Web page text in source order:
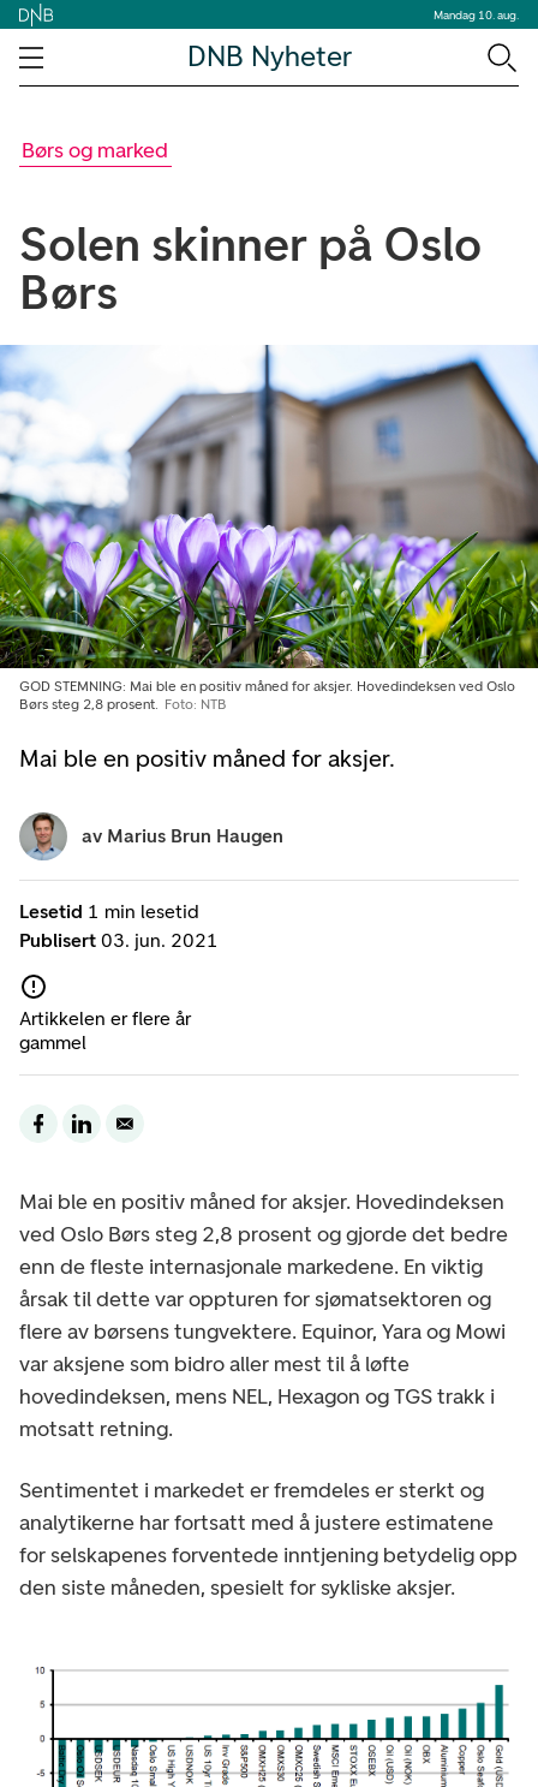
Mandag 10. aug.
DNB Nyheter
Børs og marked
Solen skinner på Oslo
Børs
Mai ble en positiv måned for aksjer.
GOD STEMNING: Mai ble en positiv måned for aksjer. Hovedindeksen ved Oslo
Børs steg 2,8 prosent.
Foto: NTB
Lesetid 1 min lesetid
Publisert 03. jun. 2021
Artikkelen er flere år
gammel
av Marius Brun Haugen
Mai ble en positiv måned for aksjer. Hovedindeksen
ved Oslo Børs steg 2,8 prosent og gjorde det bedre
enn de fleste internasjonale markedene. En viktig
årsak til dette var oppturen for sjømatsektoren og
flere av børsens tungvektere. Equinor, Yara og Mowi
var aksjene som bidro aller mest til å løfte
hovedindeksen, mens NEL, Hexagon og TGS trakk i
motsatt retning.
Sentimentet i markedet er fremdeles er sterkt og
analytikerne har fortsatt med å justere estimatene
for selskapenes forventede inntjening betydelig opp
den siste måneden, spesielt for sykliske aksjer.